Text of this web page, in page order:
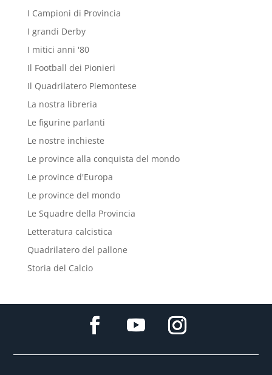
I Campioni di Provincia
I grandi Derby
I mitici anni '80
Il Football dei Pionieri
Il Quadrilatero Piemontese
La nostra libreria
Le figurine parlanti
Le nostre inchieste
Le province alla conquista del mondo
Le province d'Europa
Le province del mondo
Le Squadre della Provincia
Letteratura calcistica
Quadrilatero del pallone
Storia del Calcio